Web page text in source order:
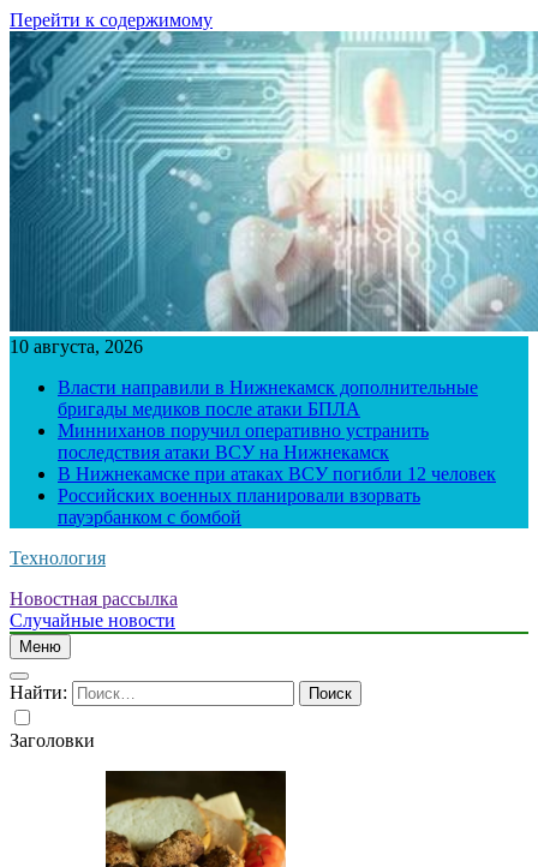
Перейти к содержимому
10 августа, 2026
Власти направили в Нижнекамск дополнительные
бригады медиков после атаки БПЛА
Минниханов поручил оперативно устранить
последствия атаки ВСУ на Нижнекамск
В Нижнекамске при атаках ВСУ погибли 12 человек
Российских военных планировали взорвать
пауэрбанком с бомбой
Технология
Новостная рассылка
Случайные новости
Меню
Найти:
Заголовки